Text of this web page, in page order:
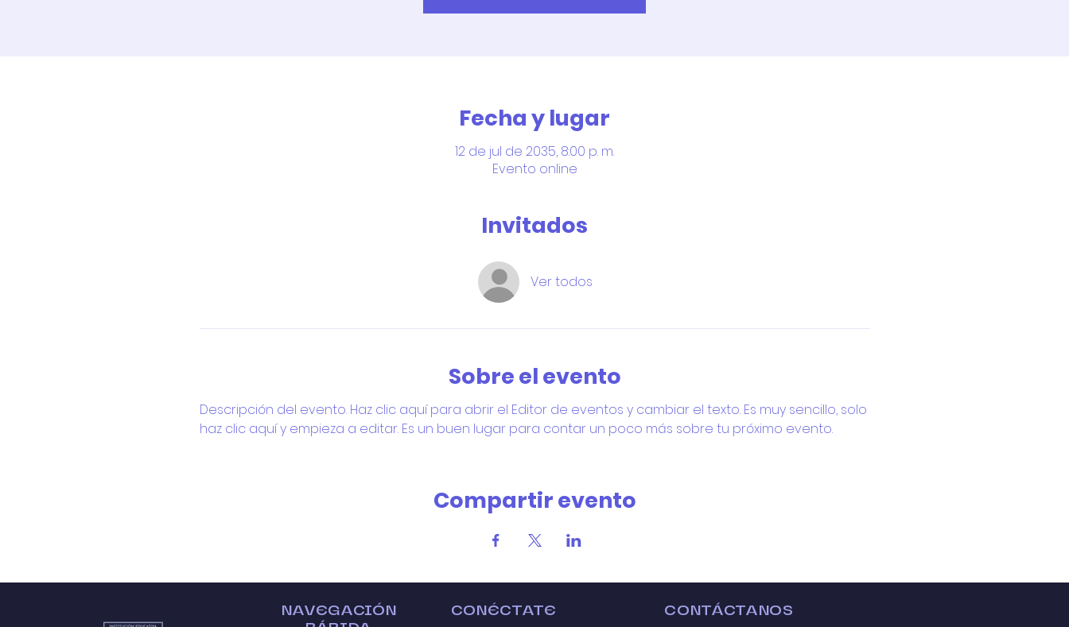
Fecha y lugar
12 de jul de 2035, 8:00 p. m.
Evento online
Invitados
Ver todos
Sobre el evento
Descripción del evento. Haz clic aquí para abrir el Editor de eventos y cambiar el texto. Es muy sencillo, solo
haz clic aquí y empieza a editar. Es un buen lugar para contar un poco más sobre tu próximo evento.
Compartir evento
NAVEGACIÓN
CONÉCTATE CONTÁCTANOS